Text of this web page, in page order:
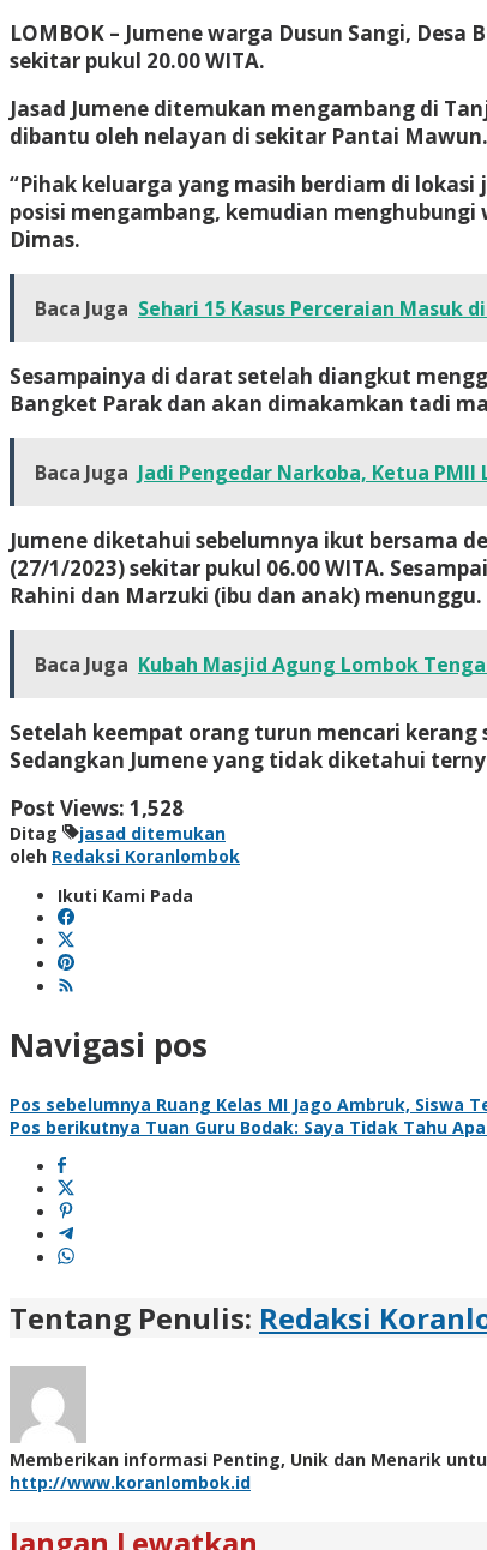
LOMBOK – Jumene warga Dusun Sangi,
sekitar pukul 20.00 WITA.
Jasad Jumene ditemukan mengambang di
dibantu oleh nelayan di sekitar Pantai Mawun.
“Pihak keluarga yang masih berdiam di
posisi mengambang, kemudian
Dimas.
Baca Juga Sehari 15 Kasus Perceraian Masuk
Sesampainya di darat setelah diangkut
Bangket Parak dan akan dimakamkan tadi
Baca Juga Jadi Pengedar Narkoba, Ketua
Jumene diketahui sebelumnya ikut bersama
(27/1/2023) sekitar pukul 06.00 WITA.
Rahini dan Marzuki (ibu dan anak) menunggu.
Baca Juga Kubah Masjid Agung Lombok
Setelah keempat orang turun mencari
Sedangkan Jumene yang tidak diketahui
Post Views: 1,528
Ditag
jasad ditemukan
oleh Redaksi Koranlombok
Ikuti Kami Pada
Navigasi pos
Pos sebelumnya Ruang Kelas MI Jago Ambruk, Siswa
Pos berikutnya Tuan Guru Bodak: Saya Tidak Tahu
Tentang Penulis: Redaksi
Memberikan informasi Penting, Unik dan Menarik
http://www.koranlombok.id